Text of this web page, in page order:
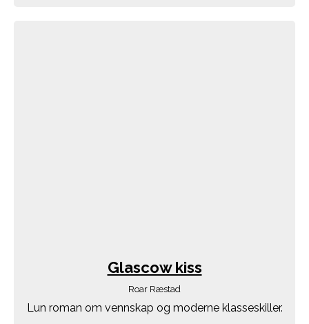
Glascow kiss
Roar Ræstad
Lun roman om vennskap og moderne klasseskiller.